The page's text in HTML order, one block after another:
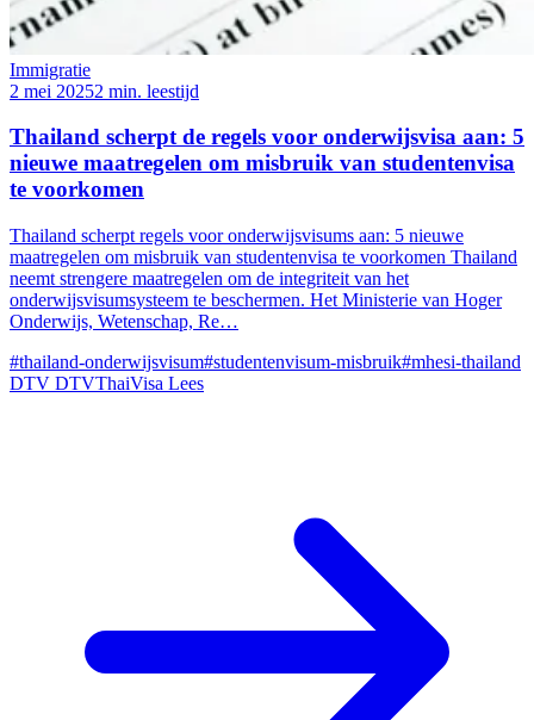
Immigratie
2 mei 20252 min. leestijd
Thailand scherpt de regels voor onderwijsvisa aan: 5
nieuwe maatregelen om misbruik van studentenvisa
te voorkomen
Thailand scherpt regels voor onderwijsvisums aan: 5 nieuwe
maatregelen om misbruik van studentenvisa te voorkomen Thailand
neemt strengere maatregelen om de integriteit van het
onderwijsvisumsysteem te beschermen. Het Ministerie van Hoger
Onderwijs, Wetenschap, Re…
#thailand-onderwijsvisum#studentenvisum-misbruik#mhesi-thailand
DTV DTVThaiVisa Lees